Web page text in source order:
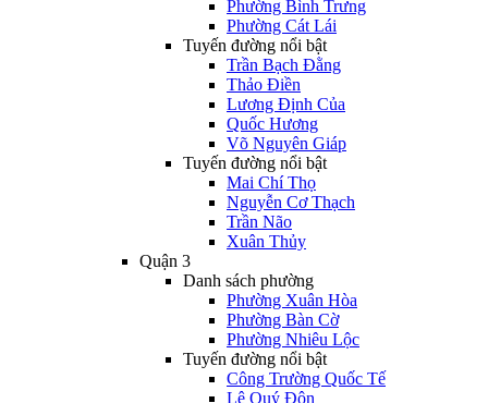
Phường Bình Trưng
Phường Cát Lái
Tuyến đường nổi bật
Trần Bạch Đằng
Thảo Điền
Lương Định Của
Quốc Hương
Võ Nguyên Giáp
Tuyến đường nổi bật
Mai Chí Thọ
Nguyễn Cơ Thạch
Trần Não
Xuân Thủy
Quận 3
Danh sách phường
Phường Xuân Hòa
Phường Bàn Cờ
Phường Nhiêu Lộc
Tuyến đường nổi bật
Công Trường Quốc Tế
Lê Quý Đôn